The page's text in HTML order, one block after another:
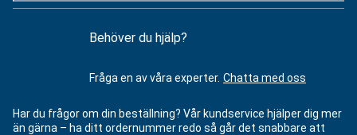
Behöver du hjälp?
Fråga en av våra experter. Chatta med oss
Har du frågor om din beställning? Vår kundservice hjälper dig mer
än gärna – ha ditt ordernummer redo så går det snabbare att